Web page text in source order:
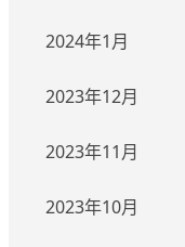
2024年1月
2023年12月
2023年11月
2023年10月